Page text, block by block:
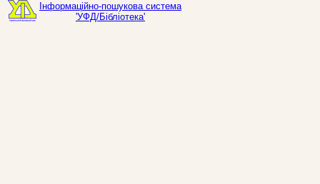
Інформаційно-пошукова система
'УФД/Бібліотека'